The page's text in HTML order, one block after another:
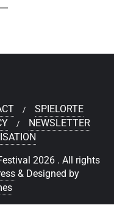
SPIELORTE
NEWSLETTER
2026 . All rights
& Designed by